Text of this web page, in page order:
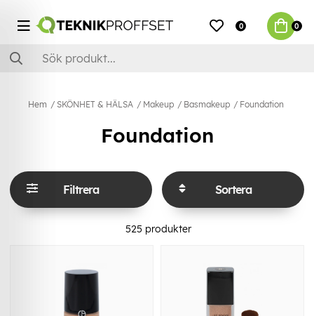
0 0
Hem SKÖNHET & HÄLSA Makeup Basmakeup Foundation
Foundation
Filtrera Sortera
525 produkter